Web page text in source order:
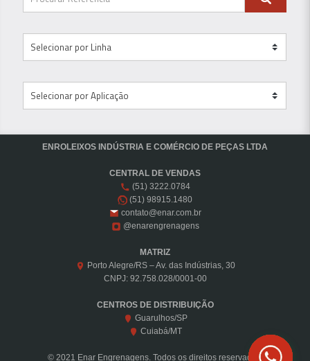
ENROLEIXOS INDÚSTRIA E COMÉRCIO DE PEÇAS LTDA
CENTRAL DE VENDAS
(51) 3222.0784
(51) 98915.1480
contato@enar.com.br
@enarengrenagens
MATRIZ
Porto Alegre/RS – Av. das Indústrias, 30
CNPJ: 92.758.028/0001-00
CENTROS DE DISTRIBUIÇÃO
Guarulhos/SP
Cuiabá/MT
© 2021 Enar Engrenagens. Todos os direitos reservados.